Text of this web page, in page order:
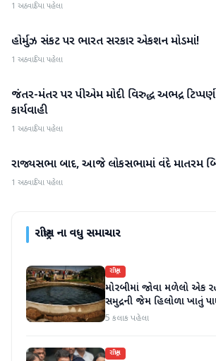
1 અઠવાડિયા પહેલા
રાષ્ટ્રીય
હોર્મુઝ સંકટ પર ભારત સરકાર એકશન મોડમાં!
1 અઠવાડિયા પહેલા
રાષ્ટ્રીય
જંતર-મંતર પર પીએમ મોદી વિરુદ્ધ અભદ્ર
કાર્યવાહી
1 અઠવાડિયા પહેલા
રાષ્ટ્રીય
રાજ્યસભા બાદ, આજે લોકસભામાં વંદે માતરમ
1 અઠવાડિયા પહેલા
રાષ્ટ્રીયના વધુ સમાચાર
રાષ્ટ્રીય
મોરબીમાં જોવા મળેલો એક
સમુદ્રની જેમ હિલોળા ખાતું
5 કલાક પહેલા
રાષ્ટ્રીય